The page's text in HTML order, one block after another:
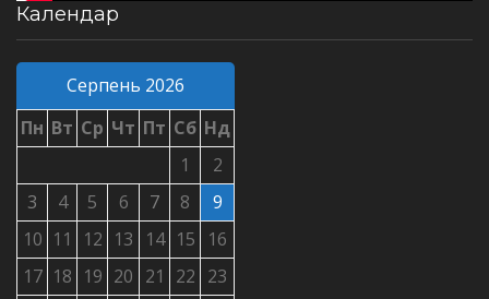
Календар
Серпень 2026
Пн Вт Ср Чт Пт Сб Нд
1
2
3
4 5 6 7 8
9
10 11 12 13 14 15
16
17 18 19 20 21 22 23